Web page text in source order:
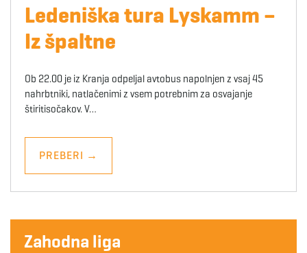
Ledeniška tura Lyskamm –
Iz špaltne
Ob 22.00 je iz Kranja odpeljal avtobus napolnjen z vsaj 45
nahrbtniki, natlačenimi z vsem potrebnim za osvajanje
štiritisočakov. V…
PREBERI →
Zahodna liga